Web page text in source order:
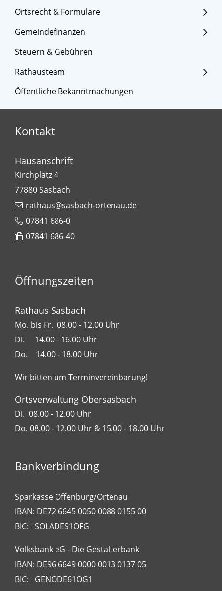
Ortsrecht & Formulare
Gemeindefinanzen
Steuern & Gebühren
Rathausteam
Öffentliche Bekanntmachungen
Kontakt
Hausanschrift
Kirchplatz 4
77880Sasbach
rathaus@sasbach-ortenau.de
07841 686-0
07841 686-40
Öffnungszeiten
Rathaus Sasbach
Mo. bis Fr. 08.00 - 12.00 Uhr
Di. 14.00 - 16.00 Uhr
Do. 14.00 - 18.00 Uhr
Wir bitten um Terminvereinbarung!
Ortsverwaltung Obersasbach
Di. 08.00 - 12.00 Uhr
Do. 08.00 - 12.00 Uhr & 15.00 - 18.00 Uhr
Bankverbindung
Sparkasse Offenburg/Ortenau
IBAN: DE72 6645 0050 0088 0155 00
BIC: SOLADES1OFG
Volksbank eG - Die Gestalterbank
IBAN: DE96 6649 0000 0013 0137 05
BIC: GENODE61OG1